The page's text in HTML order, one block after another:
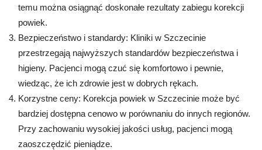
temu można osiągnąć doskonałe rezultaty zabiegu korekcji
powiek.
Bezpieczeństwo i standardy: Kliniki w Szczecinie
przestrzegają najwyższych standardów bezpieczeństwa i
higieny. Pacjenci mogą czuć się komfortowo i pewnie,
wiedząc, że ich zdrowie jest w dobrych rękach.
Korzystne ceny: Korekcja powiek w Szczecinie może być
bardziej dostępna cenowo w porównaniu do innych regionów.
Przy zachowaniu wysokiej jakości usług, pacjenci mogą
zaoszczędzić pieniądze.